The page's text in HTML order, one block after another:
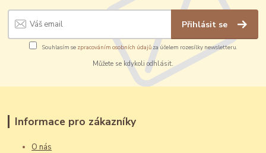
Přihlásit se
Souhlasím se zpracováním osobních údajůza účelem rozesílky newsletteru.
Můžete se kdykoli odhlásit.
Informace pro zákazníky
O nás